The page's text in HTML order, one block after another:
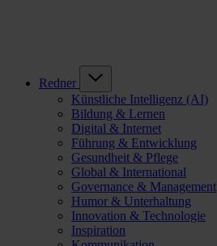
Redner
Künstliche Intelligenz (AI)
Bildung & Lernen
Digital & Internet
Führung & Entwicklung
Gesundheit & Pflege
Global & International
Governance & Management
Humor & Unterhaltung
Innovation & Technologie
Inspiration